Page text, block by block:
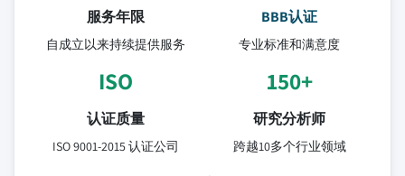
服务年限
自成立以来持续提供服务
BBB认证
专业标准和满意度
ISO
认证质量
ISO 9001-2015 认证公司
150+
研究分析师
跨越10多个行业领域